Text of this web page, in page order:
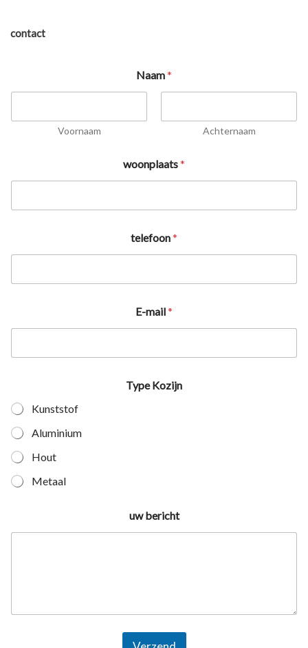
contact
Naam*
Voornaam Achternaam
woonplaats*
telefoon*
E-mail*
Type Kozijn
Kunststof
Aluminium
Hout
Metaal
uw bericht